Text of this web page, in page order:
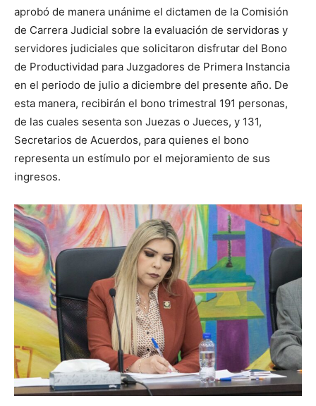
aprobó de manera unánime el dictamen de la Comisión
de Carrera Judicial sobre la evaluación de servidoras y
servidores judiciales que solicitaron disfrutar del Bono
de Productividad para Juzgadores de Primera Instancia
en el periodo de julio a diciembre del presente año. De
esta manera, recibirán el bono trimestral 191 personas,
de las cuales sesenta son Juezas o Jueces, y 131,
Secretarios de Acuerdos, para quienes el bono
representa un estímulo por el mejoramiento de sus
ingresos.